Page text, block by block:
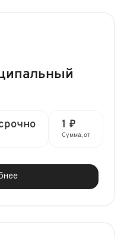
1 ₽
Сумма, от